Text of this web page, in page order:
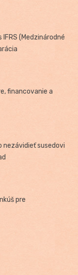
(Medzinárodné
financovanie a
nezávidieť susedovi
pre